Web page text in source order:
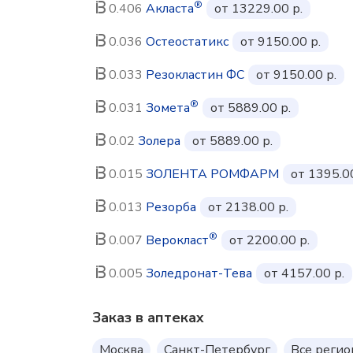
0.406 Акласта®
от 13229.00 р.
0.036 Остеостатикс
от 9150.00 р.
0.033 Резокластин ФС
от 9150.00 р.
0.031 Зомета®
от 5889.00 р.
0.02 Золера
от 5889.00 р.
0.015 ЗОЛЕНТА РОМФАРМ
от
0.013 Резорба
от 2138.00 р.
0.007 Верокласт®
от 2200.00 р.
0.005 Золедронат-Тева от 4157.00 р.
Заказ в аптеках